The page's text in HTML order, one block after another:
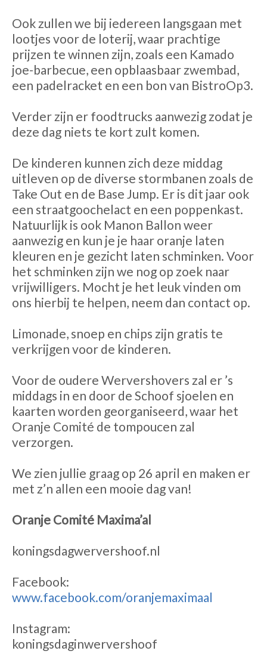
Ook zullen we bij iedereen langsgaan met
lootjes voor de loterij, waar prachtige
prijzen te winnen zijn, zoals een Kamado
joe-barbecue, een opblaasbaar zwembad,
een padelracket en een bon van BistroOp3.
Verder zijn er foodtrucks aanwezig zodat je
deze dag niets te kort zult komen.
De kinderen kunnen zich deze middag
uitleven op de diverse stormbanen zoals de
Take Out en de Base Jump. Er is dit jaar ook
een straatgoochelact en een poppenkast.
Natuurlijk is ook Manon Ballon weer
aanwezig en kun je je haar oranje laten
kleuren en je gezicht laten schminken. Voor
het schminken zijn we nog op zoek naar
vrijwilligers. Mocht je het leuk vinden om
ons hierbij te helpen, neem dan contact op.
Limonade, snoep en chips zijn gratis te
verkrijgen voor de kinderen.
Voor de oudere Wervershovers zal er ’s
middags in en door de Schoof sjoelen en
kaarten worden georganiseerd, waar het
Oranje Comité de tompoucen zal
verzorgen.
We zien jullie graag op 26 april en maken er
met z’n allen een mooie dag van!
Oranje Comité Maxima’al
koningsdagwervershoof.nl
Facebook:
www.facebook.com/oranjemaximaal
Instagram:
koningsdaginwervershoof